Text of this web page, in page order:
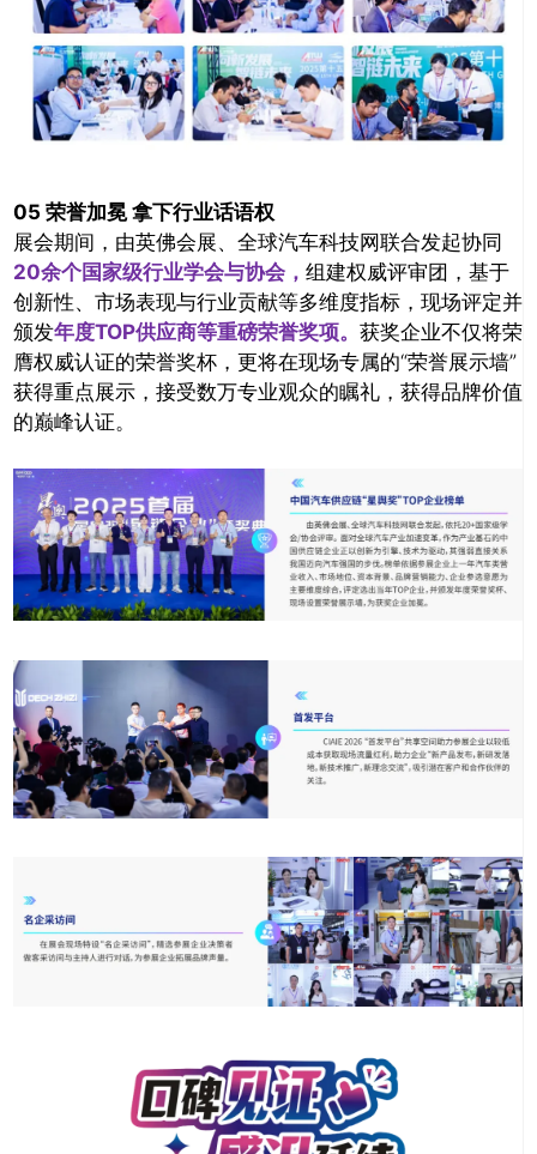
05 荣誉加冕 拿下行业话语权
展会期间，由英佛会展、全球汽车科技网联合发起协同
20余个国家级行业学会与协会， 组建权威评审团，基于
创新性、市场表现与行业贡献等多维度指标，现场评定并
颁发年度TOP供应商等重磅荣誉奖项。 获奖企业不仅将荣
膺权威认证的荣誉奖杯，更将在现场专属的“荣誉展示墙”
获得重点展示，接受数万专业观众的瞩礼，获得品牌价值
的巅峰认证。